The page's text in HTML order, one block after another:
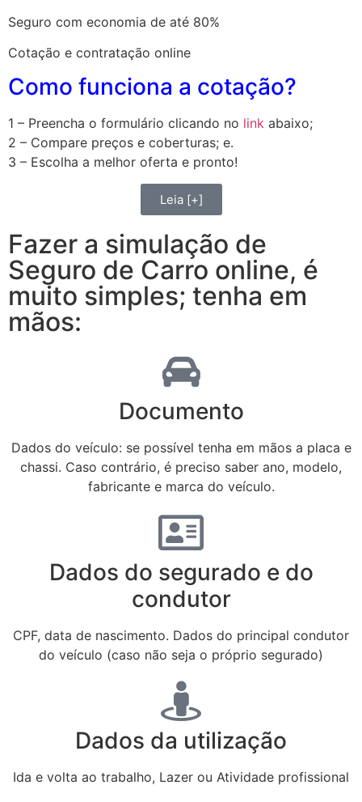
Seguro com economia de até 80%
Cotação e contratação online
Como funciona a cotação?
1 – Preencha o formulário clicando no link abaixo;
2 – Compare preços e coberturas; e.
3 – Escolha a melhor oferta e pronto!
Leia [+]
Fazer a simulação de
Seguro de Carro online, é
muito simples; tenha em
mãos:
Documento
Dados do veículo: se possível tenha em mãos a placa e
chassi. Caso contrário, é preciso saber ano, modelo,
fabricante e marca do veículo.
Dados do segurado e do
condutor
CPF, data de nascimento. Dados do principal condutor
do veículo (caso não seja o próprio segurado)
Dados da utilização
Ida e volta ao trabalho, Lazer ou Atividade profissional